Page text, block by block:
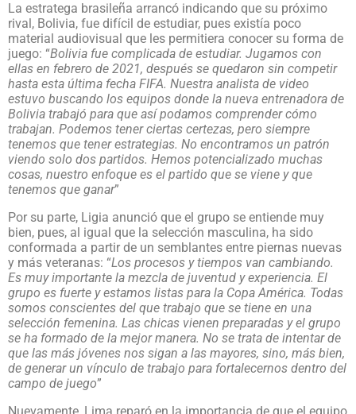
La estratega brasileña arrancó indicando que su próximo
rival, Bolivia, fue difícil de estudiar, pues existía poco
material audiovisual que les permitiera conocer su forma de
juego: “Bolivia fue complicada de estudiar. Jugamos con
ellas en febrero de 2021, después se quedaron sin competir
hasta esta última fecha FIFA. Nuestra analista de video
estuvo buscando los equipos donde la nueva entrenadora de
Bolivia trabajó para que así podamos comprender cómo
trabajan. Podemos tener ciertas certezas, pero siempre
tenemos que tener estrategias. No encontramos un patrón
viendo solo dos partidos. Hemos potencializado muchas
cosas, nuestro enfoque es el partido que se viene y que
tenemos que ganar”
Por su parte, Ligia anunció que el grupo se entiende muy
bien, pues, al igual que la selección masculina, ha sido
conformada a partir de un semblantes entre piernas nuevas
y más veteranas: “Los procesos y tiempos van cambiando.
Es muy importante la mezcla de juventud y experiencia. El
grupo es fuerte y estamos listas para la Copa América. Todas
somos conscientes del que trabajo que se tiene en una
selección femenina. Las chicas vienen preparadas y el grupo
se ha formado de la mejor manera. No se trata de intentar de
que las más jóvenes nos sigan a las mayores, sino, más bien,
de generar un vínculo de trabajo para fortalecernos dentro del
campo de juego”